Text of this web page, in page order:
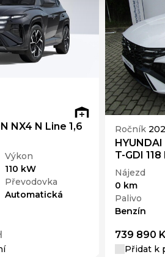
NX4 N Line 1,6
Výkon
110 kW
Převodovka
Automatická
Ročník
T-GDI
Nájezd
0 km
Palivo
Benzín
739 890
Přidat k